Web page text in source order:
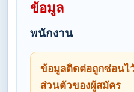
ข้อมูล
พนักงาน
ข้อมูลติดต่อถูกซ่อนไ
ส่วนตัวของผู้สมัคร